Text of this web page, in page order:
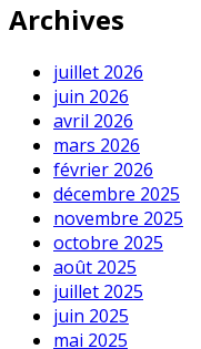
Archives
juillet 2026
juin 2026
avril 2026
mars 2026
février 2026
décembre 2025
novembre 2025
octobre 2025
août 2025
juillet 2025
juin 2025
mai 2025